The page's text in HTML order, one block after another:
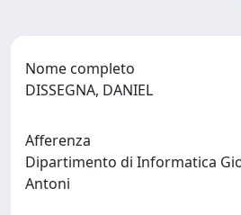
Nome completo
DISSEGNA, DANIEL
Afferenza
Dipartimento di Informatica
Antoni